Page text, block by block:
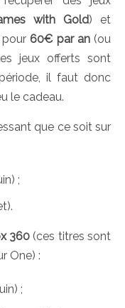
with Gold) et
pour 60€ par an(ou
jeux offerts sont
il faut donc
le cadeau.
que ce soit sur
;
360 (ces titres sont
One) :
;